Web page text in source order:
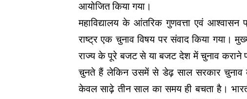
आयोजित किया गया।
महाविद्यालय के आंतरिक गुणवत्ता एवं
राष्ट्र एक चुनाव विषय पर संवाद किया गया।
राज्य के पूरे बजट से या बजट देश में चुनाव कराने
चुनते हैं लेकिन उसमें से डेढ़ साल सरकार चुनाव
केवल साढ़े तीन साल का समय ही बचता है।